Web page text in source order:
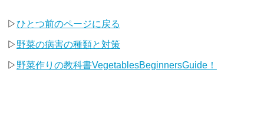
▷ひとつ前のページに戻る
▷ 野菜の病害の種類と対策
▷ 野菜作りの教科書VegetablesBeginnersGuide！